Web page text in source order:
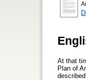
At that
Plan of